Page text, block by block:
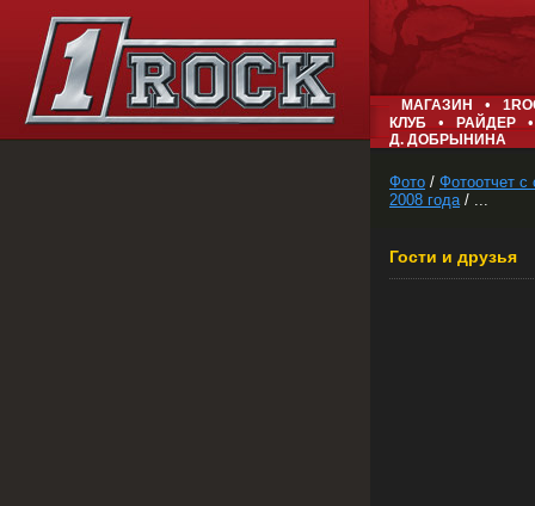
МАГАЗИН •
КЛУБ
• РАЙДЕР •
Д. ДОБРЫНИНА
Фото / Фотоотчет с
2008 года/ ...
Гости и друзья